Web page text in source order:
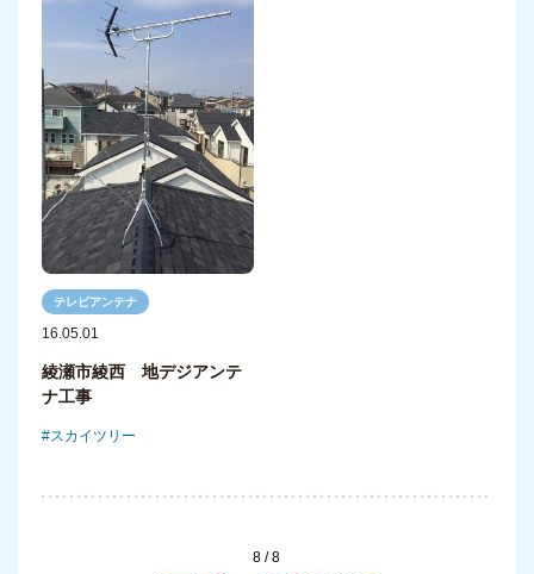
テレビアンテナ
16.05.01
綾瀬市綾西 地デジアンテ
ナ工事
スカイツリー
8 / 8